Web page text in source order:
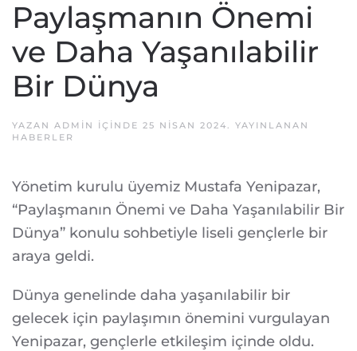
Paylaşmanın Önemi
ve Daha Yaşanılabilir
Bir Dünya
YAZAN ADMIN IÇINDE 25 NISAN 2024
. YAYINLANAN
HABERLER
Yönetim kurulu üyemiz Mustafa Yenipazar,
“Paylaşmanın Önemi ve Daha Yaşanılabilir Bir
Dünya” konulu sohbetiyle liseli gençlerle bir
araya geldi.
Dünya genelinde daha yaşanılabilir bir
gelecek için paylaşımın önemini vurgulayan
Yenipazar, gençlerle etkileşim içinde oldu.